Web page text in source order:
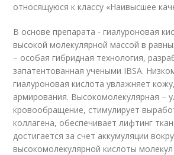
относящуюся к классу «Наивысшее
В основе препарата - гиалуроновая
высокой молекулярной массой в
– особая гибридная технология,
запатентованная учеными IBSA.
гиалуроновая кислота увлажняет
армирования. Высокомолекулярная –
кровообращение, стимулирует
коллагена, обеспечивает лифтинг
достигается за счет аккумуляции
высокомолекулярной кислоты